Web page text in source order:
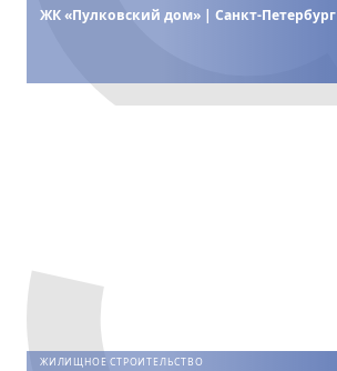
ЖК «Пулковский дом» | Санкт-Петербург
ЖИЛИЩНОЕ СТРОИТЕЛЬСТВО